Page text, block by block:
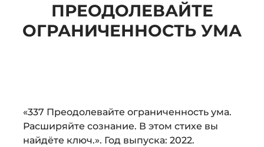
ПРЕОДОЛЕВАЙТЕ
ОГРАНИЧЕННОСТЬ УМА
Audio
Player
«337 Преодолевайте ограниченность ума.
Расширяйте сознание. В этом стихе вы
найдёте ключ.». Год выпуска: 2022.